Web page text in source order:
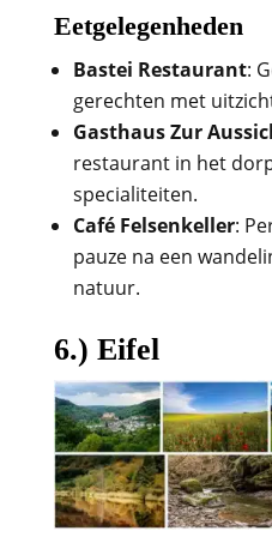
Eetgelegenheden
Bastei Restaurant:
gerechten met
Gasthaus Zur
restaurant in het
specialiteiten.
Café Felsenkeller:
pauze na een
natuur.
6.) Eifel